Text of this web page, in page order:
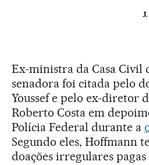
Ex-ministra da Casa Civil
senadora foi citada pelo
Youssef e pelo ex-diretor
Roberto Costa em
Polícia Federal durante a
Segundo eles, Hoffmann
doações irregulares